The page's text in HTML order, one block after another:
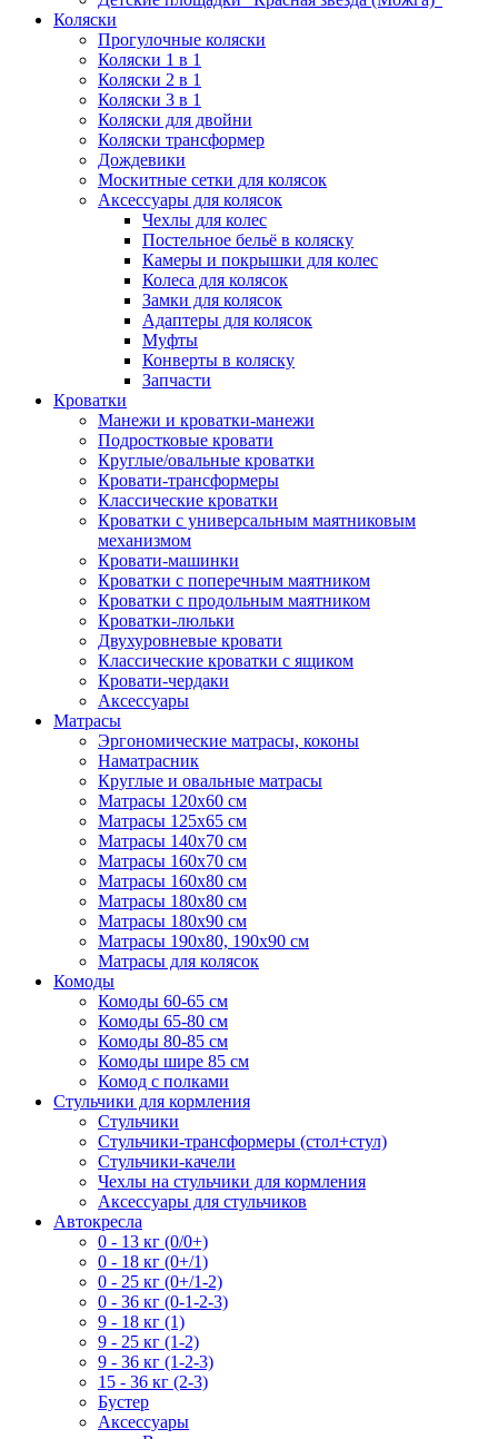
Коляски
Прогулочные коляски
Коляски 1 в 1
Коляски 2 в 1
Коляски 3 в 1
Коляски для двойни
Коляски трансформер
Дождевики
Москитные сетки для колясок
Аксессуары для колясок
Чехлы для колес
Постельное бельё в коляску
Камеры и покрышки для колес
Колеса для колясок
Замки для колясок
Адаптеры для колясок
Муфты
Конверты в коляску
Запчасти
Кроватки
Манежи и кроватки-манежи
Подростковые кровати
Круглые/овальные кроватки
Кровати-трансформеры
Классические кроватки
Кроватки с универсальным маятниковым
механизмом
Кровати-машинки
Кроватки с поперечным маятником
Кроватки с продольным маятником
Кроватки-люльки
Двухуровневые кровати
Классические кроватки с ящиком
Кровати-чердаки
Аксессуары
Матрасы
Эргономические матрасы, коконы
Наматрасник
Круглые и овальные матрасы
Матрасы 120х60 см
Матрасы 125х65 см
Матрасы 140х70 см
Матрасы 160х70 см
Матрасы 160х80 см
Матрасы 180х80 см
Матрасы 180х90 см
Матрасы 190х80, 190х90 см
Матрасы для колясок
Комоды
Комоды 60-65 см
Комоды 65-80 см
Комоды 80-85 см
Комоды шире 85 см
Комод с полками
Стульчики для кормления
Стульчики
Стульчики-трансформеры (стол+стул)
Стульчики-качели
Чехлы на стульчики для кормления
Аксессуары для стульчиков
Автокресла
0 - 13 кг (0/0+)
0 - 18 кг (0+/1)
0 - 25 кг (0+/1-2)
0 - 36 кг (0-1-2-3)
9 - 18 кг (1)
9 - 25 кг (1-2)
9 - 36 кг (1-2-3)
15 - 36 кг (2-3)
Бустер
Аксессуары